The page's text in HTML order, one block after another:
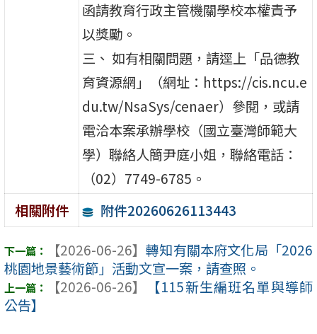
函請教育行政主管機關學校本權責予
以獎勵。
三、 如有相關問題，請逕上「品德教
育資源網」（網址：https://cis.ncu.e
du.tw/NsaSys/cenaer）參閱，或請
電洽本案承辦學校（國立臺灣師範大
學）聯絡人簡尹庭小姐，聯絡電話：
（02）7749-6785。
相關附件
附件20260626113443
【2026-06-26】 轉知有關本府文化局「2026
桃園地景藝術節」活動文宣一案，請查照。
【2026-06-26】
【115新生編班名單與導師
公告】